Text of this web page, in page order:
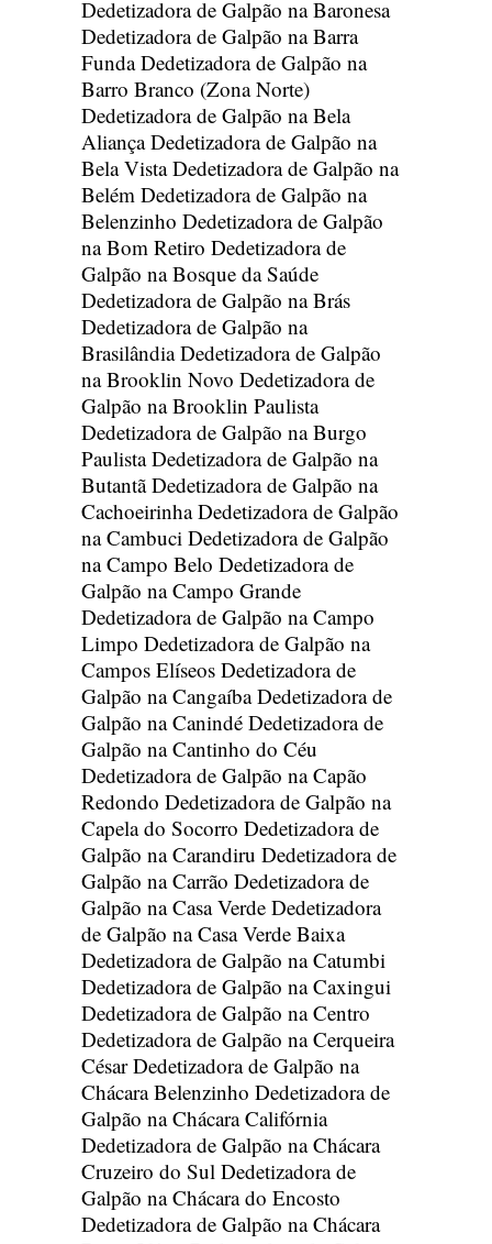
Dedetizadora de Galpão na Baronesa
Dedetizadora de Galpão na Barra
FundaDedetizadora de Galpão na
Barro Branco (Zona Norte)
Dedetizadora de Galpão na Bela
AliançaDedetizadora de Galpão na
Bela VistaDedetizadora de Galpão na
Belém Dedetizadora de Galpão na
Belenzinho Dedetizadora de Galpão
na Bom Retiro Dedetizadora de
Galpão na Bosque da Saúde
Dedetizadora de Galpão na Brás
Dedetizadora de Galpão na
BrasilândiaDedetizadora de Galpão
na Brooklin Novo Dedetizadora de
Galpão na Brooklin Paulista
Dedetizadora de Galpão na Burgo
PaulistaDedetizadora de Galpão na
ButantãDedetizadora de Galpão na
CachoeirinhaDedetizadora de Galpão
na Cambuci Dedetizadora de Galpão
na Campo Belo Dedetizadora de
Galpão na Campo Grande
Dedetizadora de Galpão na Campo
Limpo Dedetizadora de Galpão na
Campos Elíseos Dedetizadora de
Galpão na CangaíbaDedetizadora de
Galpão na Canindé Dedetizadora de
Galpão na Cantinho do Céu
Dedetizadora de Galpão na Capão
Redondo Dedetizadora de Galpão na
Capela do Socorro Dedetizadora de
Galpão na Carandiru Dedetizadora de
Galpão na Carrão Dedetizadora de
Galpão na Casa Verde Dedetizadora
de Galpão na Casa Verde Baixa
Dedetizadora de Galpão na Catumbi
Dedetizadora de Galpão na Caxingui
Dedetizadora de Galpão na Centro
Dedetizadora de Galpão na Cerqueira
CésarDedetizadora de Galpão na
Chácara Belenzinho Dedetizadora de
Galpão na Chácara Califórnia
Dedetizadora de Galpão na Chácara
Cruzeiro do Sul Dedetizadora de
Galpão na Chácara do Encosto
Dedetizadora de Galpão na Chácara